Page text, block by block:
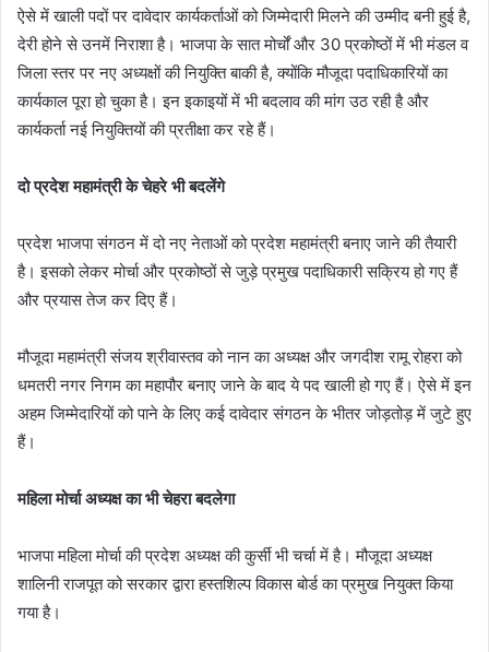
ऐसे में खाली पदों पर दावेदार कार्यकर्ताओं को जिम्मेदारी मिलने की उम्मीद बनी हुई है,
देरी होने से उनमें निराशा है। भाजपा के सात मोर्चों और 30 प्रकोष्ठों में भी मंडल व
जिला स्तर पर नए अध्यक्षों की नियुक्ति बाकी है, क्योंकि मौजूदा पदाधिकारियों का
कार्यकाल पूरा हो चुका है। इन इकाइयों में भी बदलाव की मांग उठ रही है और
कार्यकर्ता नई नियुक्तियों की प्रतीक्षा कर रहे हैं।
दो प्रदेश महामंत्री के चेहरे भी बदलेंगे
प्रदेश भाजपा संगठन में दो नए नेताओं को प्रदेश महामंत्री बनाए जाने की तैयारी
है। इसको लेकर मोर्चा और प्रकोष्ठों से जुड़े प्रमुख पदाधिकारी सक्रिय हो गए हैं
और प्रयास तेज कर दिए हैं।
मौजूदा महामंत्री संजय श्रीवास्तव को नान का अध्यक्ष और जगदीश रामू रोहरा को
धमतरी नगर निगम का महापौर बनाए जाने के बाद ये पद खाली हो गए हैं। ऐसे में इन
अहम जिम्मेदारियों को पाने के लिए कई दावेदार संगठन के भीतर जोड़तोड़ में जुटे हुए
हैं।
महिला मोर्चा अध्यक्ष का भी चेहरा बदलेगा
भाजपा महिला मोर्चा की प्रदेश अध्यक्ष की कुर्सी भी चर्चा में है। मौजूदा अध्यक्ष
शालिनी राजपूत को सरकार द्वारा हस्तशिल्प विकास बोर्ड का प्रमुख नियुक्त किया
गया है।